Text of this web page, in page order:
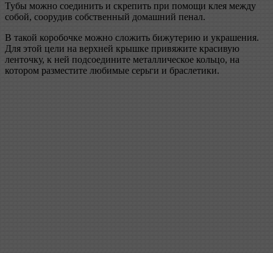
Тубы можно соединить и скрепить при помощи клея между
собой, соорудив собственный домашний пенал.
В такой коробочке можно сложить бижутерию и украшения.
Для этой цели на верхней крышке привяжите красивую
ленточку, к ней подсоедините металлическое кольцо, на
котором разместите любимые серьги и браслетики.